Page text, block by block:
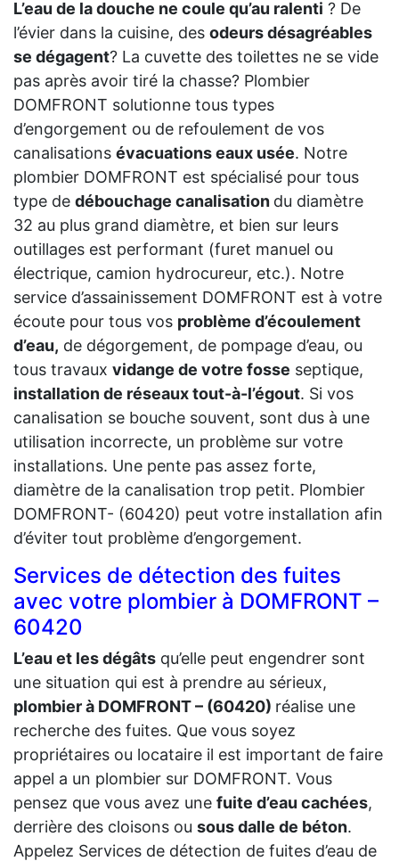
L’eau de la douche ne coule qu’au ralenti ? De
l’évier dans la cuisine, des odeurs désagréables
se dégagent? La cuvette des toilettes ne se vide
pas après avoir tiré la chasse? Plombier
DOMFRONT solutionne tous types
d’engorgement ou de refoulement de vos
canalisations évacuations eaux usée. Notre
plombier DOMFRONT est spécialisé pour tous
type de débouchage canalisation du diamètre
32 au plus grand diamètre, et bien sur leurs
outillages est performant (furet manuel ou
électrique, camion hydrocureur, etc.). Notre
service d’assainissement DOMFRONT est à votre
écoute pour tous vos problème d’écoulement
d’eau, de dégorgement, de pompage d’eau, ou
tous travaux vidange de votre fosse septique,
installation de réseaux tout-à-l’égout. Si vos
canalisation se bouche souvent, sont dus à une
utilisation incorrecte, un problème sur votre
installations. Une pente pas assez forte,
diamètre de la canalisation trop petit. Plombier
DOMFRONT- (60420) peut votre installation afin
d’éviter tout problème d’engorgement.
Services de détection des fuites
avec votre plombier à DOMFRONT –
60420
L’eau et les dégâts qu’elle peut engendrer sont
une situation qui est à prendre au sérieux,
plombier à DOMFRONT – (60420) réalise une
recherche des fuites. Que vous soyez
propriétaires ou locataire il est important de faire
appel a un plombier sur DOMFRONT. Vous
pensez que vous avez une fuite d’eau cachées,
derrière des cloisons ou sous dalle de béton.
Appelez Services de détection de fuites d’eau de